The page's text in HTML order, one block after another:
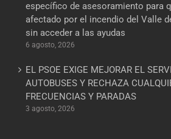
específico de asesoramiento para
afectado por el incendio del Valle
sin acceder a las ayudas
6 agosto, 2026
EL PSOE EXIGE MEJORAR EL
AUTOBUSES Y RECHAZA
FRECUENCIAS Y PARADAS
3 agosto, 2026